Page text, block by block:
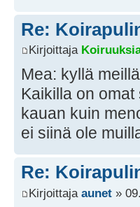
Re:
Kirjoittaja
Mea: kyllä
Kaikilla on
kauan kuin
ei siinä ole
Re:
Kirjoittaja aunet »